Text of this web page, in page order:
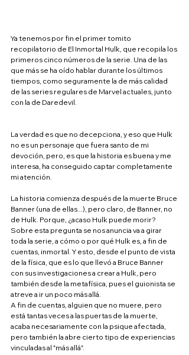
Ya tenemos por fin el primer tomito
recopilatorio de El Inmortal Hulk, que recopila los
primeros cinco números de la serie. Una de las
que más se ha oído hablar durante los últimos
tiempos, como seguramente la de más calidad
de las series regulares de Marvel actuales, junto
con la de Daredevil.
La verdad es que no decepciona, y eso que Hulk
no es un personaje que fuera santo de mi
devoción, pero, es que la historia es buena y me
interesa, ha conseguido captar completamente
mi atención.
La historia comienza después de la muerte Bruce
Banner (una de ellas...), pero claro, de Banner, no
de Hulk. Porque, ¿acaso Hulk puede morir?
Sobre esta pregunta se nos anuncia va a girar
toda la serie, a cómo o por qué Hulk es, a fin de
cuentas, inmortal. Y esto, desde el punto de vista
de la física, que es lo que llevó a Bruce Banner
con sus investigaciones a crear a Hulk, pero
también desde la metafísica, pues el guionista se
atreve a ir un poco más allá.
A fin de cuentas, alguien que no muere, pero
está tantas veces a las puertas de la muerte,
acaba necesariamente con la psique afectada,
pero también la abre cierto tipo de experiencias
vinculadas al "más allá".